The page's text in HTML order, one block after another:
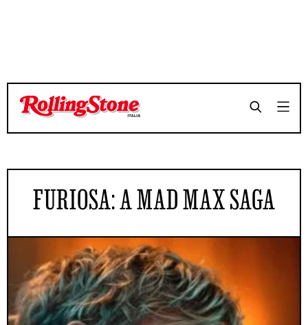
FURIOSA: A MAD MAX SAGA